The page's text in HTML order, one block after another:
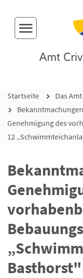
Menü-Button
Amt
Startseite Das Amt
Bekanntmachungen
Genehmigung des
12